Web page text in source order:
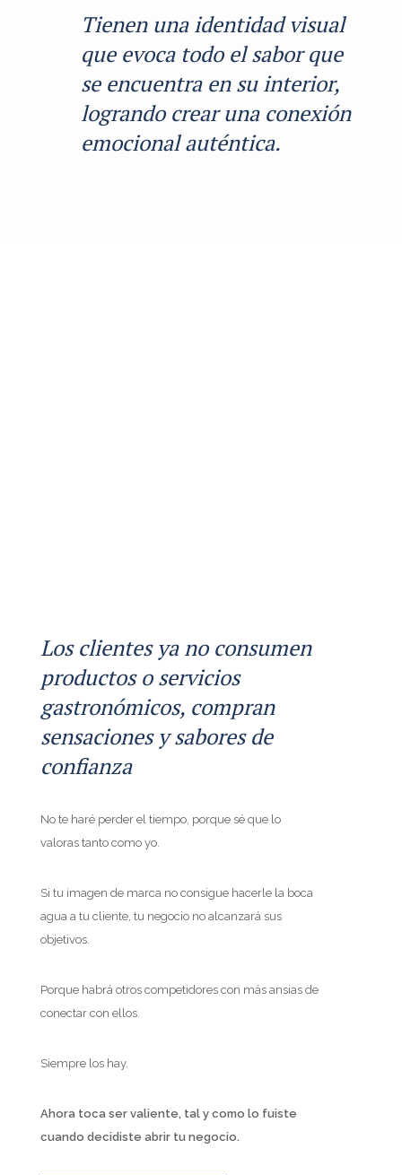
Tienen una identidad visual
que evoca todo el sabor que
se encuentra en su interior,
logrando crear una conexión
emocional auténtica.
Los clientes ya no consumen
productos o servicios
gastronómicos, compran
sensaciones y sabores de
confianza
No te haré perder el tiempo, porque sé que lo
valoras tanto como yo.
Si tu imagen de marca no consigue hacerle la boca
agua a tu cliente, tu negocio no alcanzará sus
objetivos.
Porque habrá otros competidores con más ansias de
conectar con ellos.
Siempre los hay.
Ahora toca ser valiente, tal y como lo fuiste
cuando decidiste abrir tu negocio.